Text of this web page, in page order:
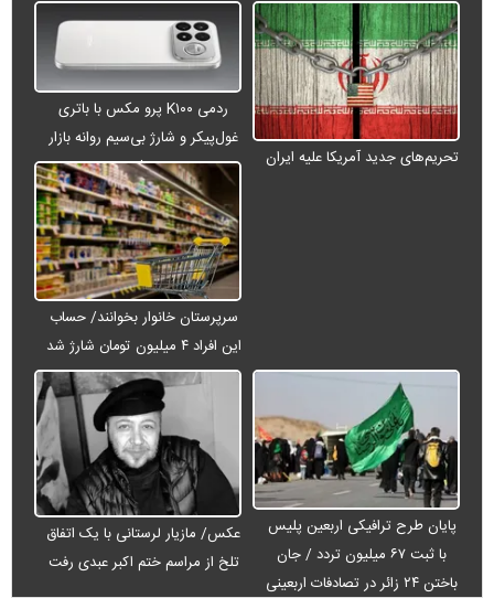
تحریم‌های جدید آمریکا علیه ایران
ردمی K۱۰۰ پرو مکس با باتری
غول‌پیکر و شارژ بی‌سیم روانه بازار
می‌شود
سرپرستان خانوار بخوانند/ حساب
این افراد ۴ میلیون تومان شارژ شد
پایان طرح ترافیکی اربعین پلیس
با ثبت ۶۷ میلیون تردد / جان
باختن ۲۴ زائر در تصادفات اربعینی
عکس/ مازیار لرستانی با یک اتفاق
تلخ از مراسم ختم اکبر عبدی رفت